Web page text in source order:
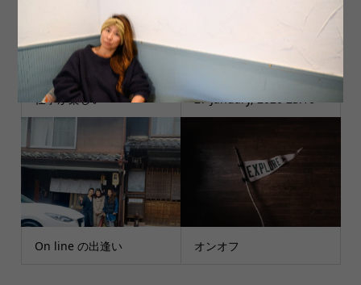
仕事が楽しい 27 January, 2020 23:16
On line の出逢い オンオフ